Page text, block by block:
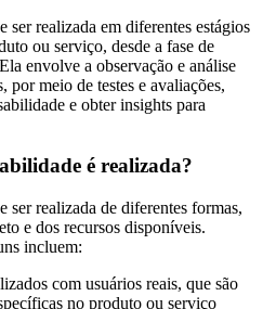
ser realizada em diferentes estágios
ou serviço, desde a fase de
envolve a observação e análise
por meio de testes e avaliações,
e obter insights para
é realizada?
ser realizada de diferentes formas,
e dos recursos disponíveis.
incluem:
com usuários reais, que são
no produto ou serviço